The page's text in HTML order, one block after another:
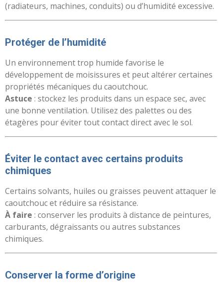
(radiateurs, machines, conduits) ou d’humidité excessive.
Protéger de l’humidité
Un environnement trop humide favorise le
développement de moisissures et peut altérer certaines
propriétés mécaniques du caoutchouc.
Astuce : stockez les produits dans un espace sec, avec
une bonne ventilation. Utilisez des palettes ou des
étagères pour éviter tout contact direct avec le sol.
Éviter le contact avec certains produits
chimiques
Certains solvants, huiles ou graisses peuvent attaquer le
caoutchouc et réduire sa résistance.
À faire : conserver les produits à distance de peintures,
carburants, dégraissants ou autres substances
chimiques.
Conserver la forme d’origine